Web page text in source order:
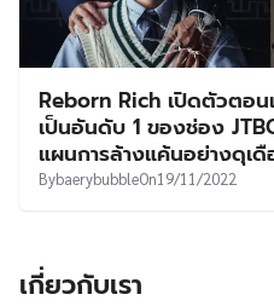
Reborn Rich เปิดตัวตอ
เป็นอันดับ 1 ของช่อง
แผนการล้างแค้นอย่างดุเ
BybaerybubbleOn19/11/2022
เกี่ยวกับเรา